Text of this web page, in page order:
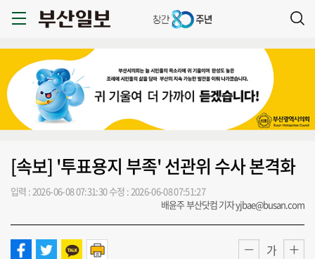
[속보] '투표용지 부족' 선관위 수사 본격화
입력 : 2026-06-08 07:31:30수정 : 2026-06-08 07:51:27
배윤주 부산닷컴 기자 yjbae@busan.com
가